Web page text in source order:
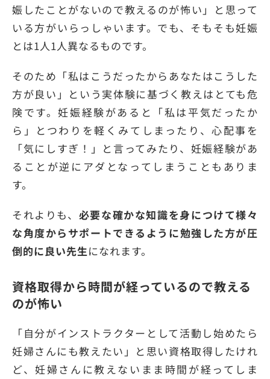
娠したことがないので教えるのが怖い」と思って
いる方がいらっしゃいます。でも、そもそも妊娠
とは1人1人異なるものです。
そのため「私はこうだったからあなたはこうした
方が良い」という実体験に基づく教えはとても危
険です。妊娠経験があると「私は平気だったか
ら」とつわりを軽くみてしまったり、心配事を
「気にしすぎ！」と言ってみたり、妊娠経験があ
ることが逆にアダとなってしまうこともありま
す。
それよりも、 必要な確かな知識を身につけて様々
な角度からサポートできるように勉強した方が圧
倒的に良い先生になれます。
資格取得から時間が経っているので教える
のが怖い
「自分がインストラクターとして活動し始めたら
妊婦さんにも教えたい」と思い資格取得したけれ
ど、妊婦さんに教えないまま時間が経ってしま